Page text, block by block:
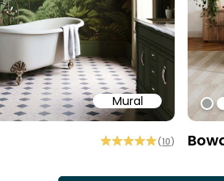
Mural
(10)